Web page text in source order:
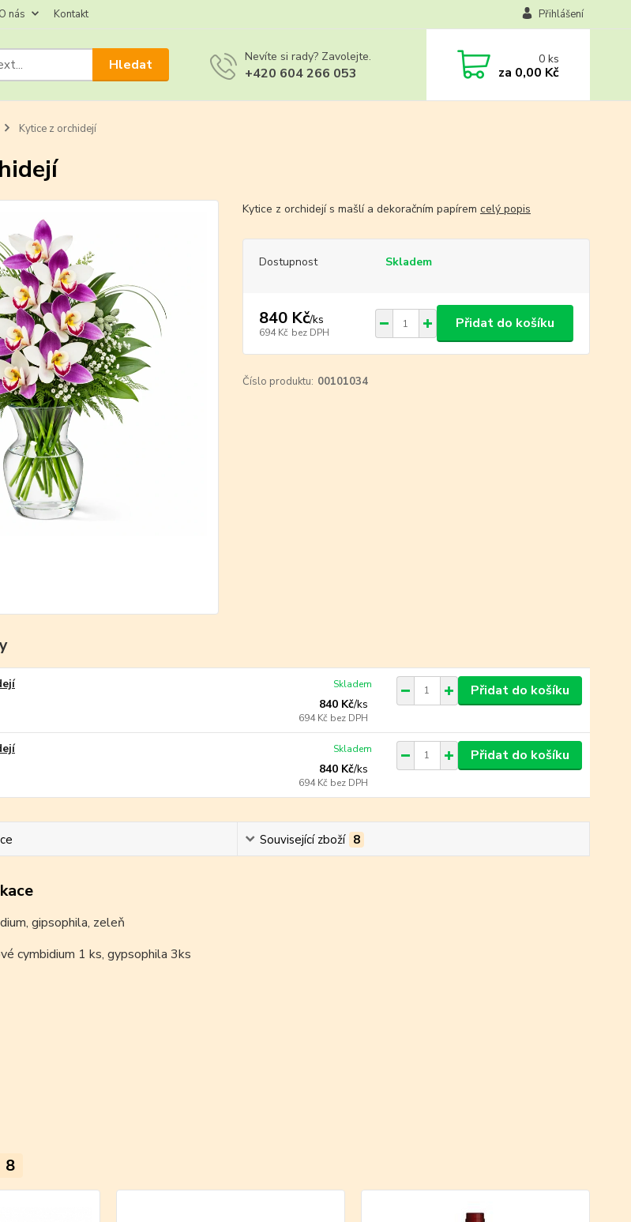
O nás Kontakt Přihlášení
Hledat Nevíte si rady? Zavolejte.
+420 604 266 053
0ks
za 0,00 Kč
Kytice z orchidejí
Kytice z orchidejí s mašlí a dekoračním papírem celý popis
Dostupnost Skladem
840 Kč/ks
694 Kč bez DPH
Přidat do košíku
Číslo produktu: 00101034
840 Kč/ks
694 Kč bez DPH
Skladem Přidat do košíku
840 Kč/ks
694 Kč bez DPH
Skladem Přidat do košíku
Související zboží 8
gipsophila, zeleň
cymbidium 1 ks, gypsophila 3ks
8